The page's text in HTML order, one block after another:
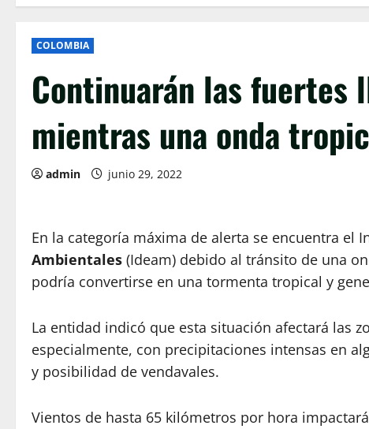
COLOMBIA
Continuarán las fuertes
mientras una onda
admin junio 29, 2022
En la categoría máxima de alerta se encuentra el
Ambientales (Ideam) debido al tránsito de una
podría convertirse en una tormenta tropical y
La entidad indicó que esta situación afectará las
especialmente, con precipitaciones intensas en
y posibilidad de vendavales.
Vientos de hasta 65 kilómetros por hora